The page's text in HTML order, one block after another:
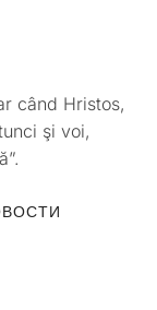
când Hristos,
şi voi,